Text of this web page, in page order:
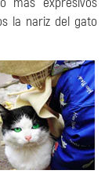
la nariz del gato